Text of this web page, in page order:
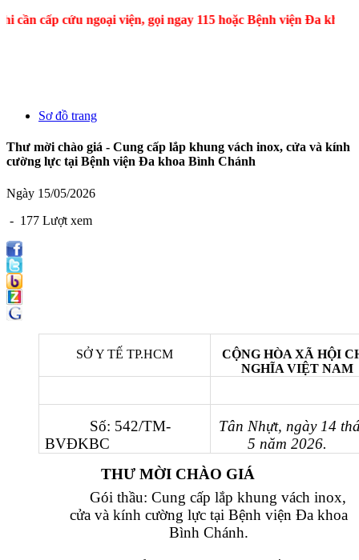
cứu ngoại viện, gọi ngay 115 hoặc Bệnh viện Đa khoa
Sơ đồ trang
Thư mời chào giá - Cung cấp lắp khung vách inox, cửa và kính
cường lực tại Bệnh viện Đa khoa Bình Chánh
Ngày 15/05/2026
- 177 Lượt xem
SỞ Y TẾ TP.HCM
CỘNG HÒA XÃ HỘI
NGHĨA VIỆT NAM
Số: 542/TM-
BVĐKBC
Tân Nhựt, ngày 14
5 năm 2026.
THƯ MỜI CHÀO GIÁ
Gói thầu: Cung cấp lắp khung vách inox,
cửa và kính cường lực tại Bệnh viện Đa khoa
Bình Chánh.